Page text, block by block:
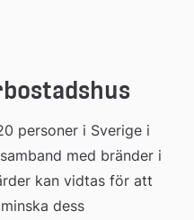
personer i Sverige i
med bränder i
kan vidtas för att
dess